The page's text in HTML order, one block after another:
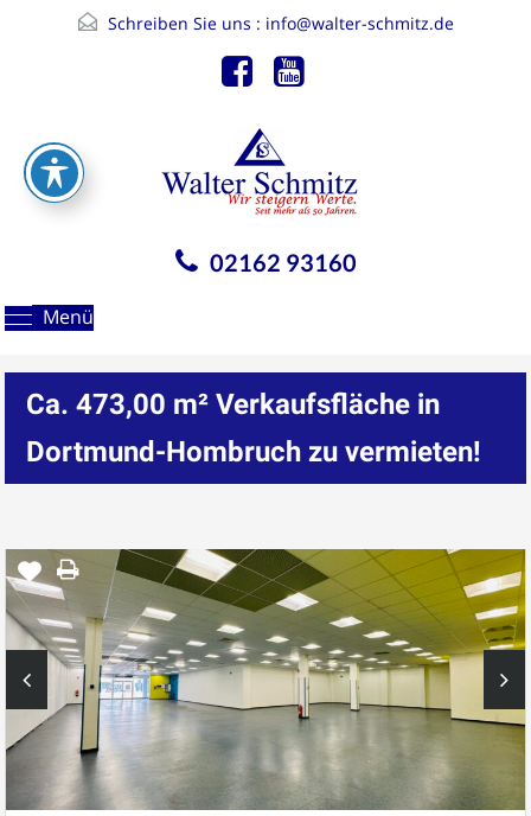
Schreiben Sie uns : info@walter-schmitz.de
02162 93160
Menü
Ca. 473,00 m² Verkaufsfläche in
Dortmund-Hombruch zu vermieten!